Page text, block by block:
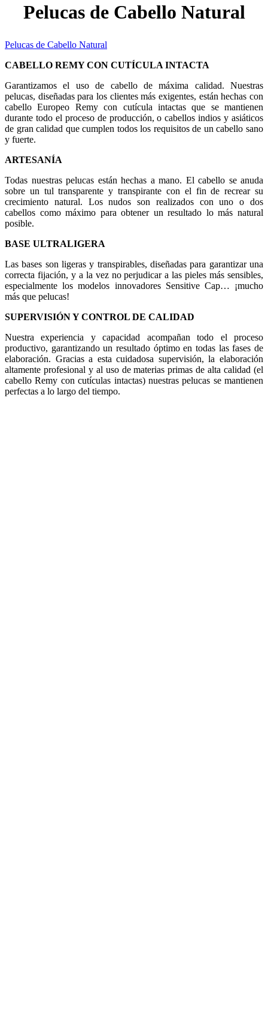
Pelucas de Cabello Natural
Pelucas de Cabello Natural
CABELLO REMY CON CUTÍCULA INTACTA
Garantizamos el uso de cabello de máxima calidad. Nuestras
pelucas, diseñadas para los clientes más exigentes, están hechas con
cabello Europeo Remy con cutícula intactas que se mantienen
durante todo el proceso de producción, o cabellos indios y asiáticos
de gran calidad que cumplen todos los requisitos de un cabello sano
y fuerte.
ARTESANÍA
Todas nuestras pelucas están hechas a mano. El cabello se anuda
sobre un tul transparente y transpirante con el fin de recrear su
crecimiento natural. Los nudos son realizados con uno o dos
cabellos como máximo para obtener un resultado lo más natural
posible.
BASE ULTRALIGERA
Las bases son ligeras y transpirables, diseñadas para garantizar una
correcta fijación, y a la vez no perjudicar a las pieles más sensibles,
especialmente los modelos innovadores Sensitive Cap… ¡mucho
más que pelucas!
SUPERVISIÓN Y CONTROL DE CALIDAD
Nuestra experiencia y capacidad acompañan todo el proceso
productivo, garantizando un resultado óptimo en todas las fases de
elaboración. Gracias a esta cuidadosa supervisión, la elaboración
altamente profesional y al uso de materias primas de alta calidad (el
cabello Remy con cutículas intactas) nuestras pelucas se mantienen
perfectas a lo largo del tiempo.